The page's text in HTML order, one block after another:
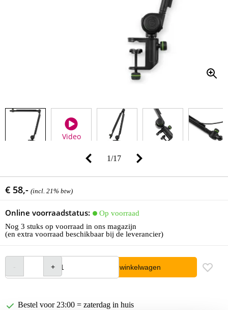
Video
1/17
€ 58,- (incl. 21% btw)
Online voorraadstatus:
Op voorraad
Nog 3 stuks op voorraad in ons magazijn
(en extra voorraad beschikbaar bij de leverancier)
In winkelwagen
Bestel voor 23:00 = zaterdag in huis